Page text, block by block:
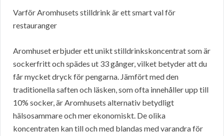
Varför Aromhusets stilldrink är ett smart val för
restauranger
Aromhuset erbjuder ett unikt stilldrinkskoncentrat som är
sockerfritt och spädes ut 33 gånger, vilket betyder att du
får mycket dryck för pengarna. Jämfört med den
traditionella saften och läsken, som ofta innehåller upp till
10% socker, är Aromhusets alternativ betydligt
hälsosammare och mer ekonomiskt. De olika
koncentraten kan till och med blandas med varandra för